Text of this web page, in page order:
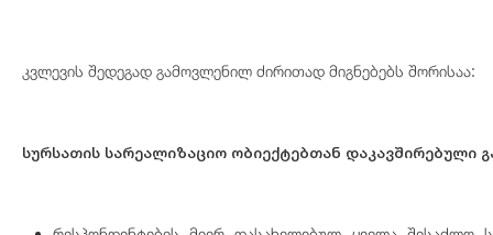
კვლევის შედეგად გამოვლენილ ძირითად მიგნებებს შორისაა:
სურსათის სარეალიზაციო ობიექტებთან დაკავშირებული